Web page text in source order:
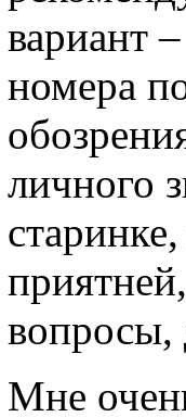
вариант
номера
личного
вопросы,
Мне